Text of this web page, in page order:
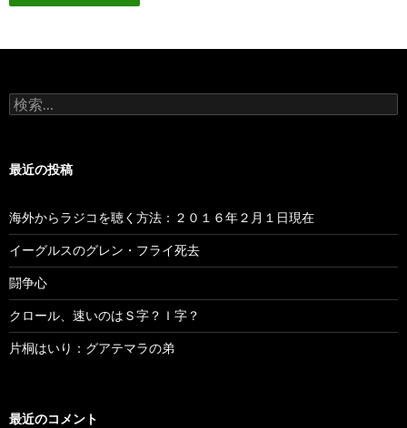
検
索
最近の投稿
海外からラジコを聴く方法：２０１６年２月１日現在
イーグルスのグレン・フライ死去
闘争心
クロール、速いのはＳ字？Ｉ字？
片桐はいり：グアテマラの弟
最近のコメント